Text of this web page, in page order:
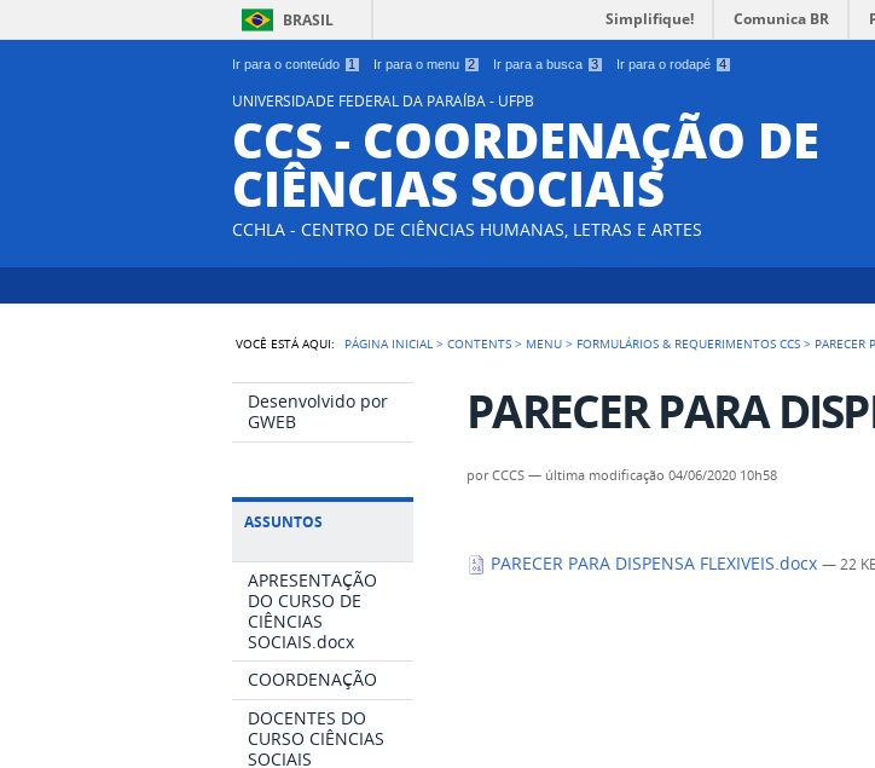
Ir para o conteúdo 1 Ir para o menu 2 Ir para a busca 3 Ir para o rodapé 4
BRASIL Simplifique! Comunica BR
UNIVERSIDADE FEDERAL DA PARAÍBA - UFPB
CCS - COORDENAÇÃO DE
CIÊNCIAS SOCIAIS
CCHLA - CENTRO DE CIÊNCIAS HUMANAS, LETRAS E ARTES
VOCÊ ESTÁ AQUI: PÁGINA INICIAL >CONTENTS > MENU > FORMULÁRIOS & REQUERIMENTOS CCS > PARECER
Desenvolvido por
GWEB
ASSUNTOS
APRESENTAÇÃO
DO CURSO DE
CIÊNCIAS
SOCIAIS.docx
COORDENAÇÃO
DOCENTES DO
CURSO CIÊNCIAS
SOCIAIS
PARECER PARA
porCCCS — última modificação 04/06/2020 10h58
PARECER PARA DISPENSA FLEXIVEIS.docx— 22